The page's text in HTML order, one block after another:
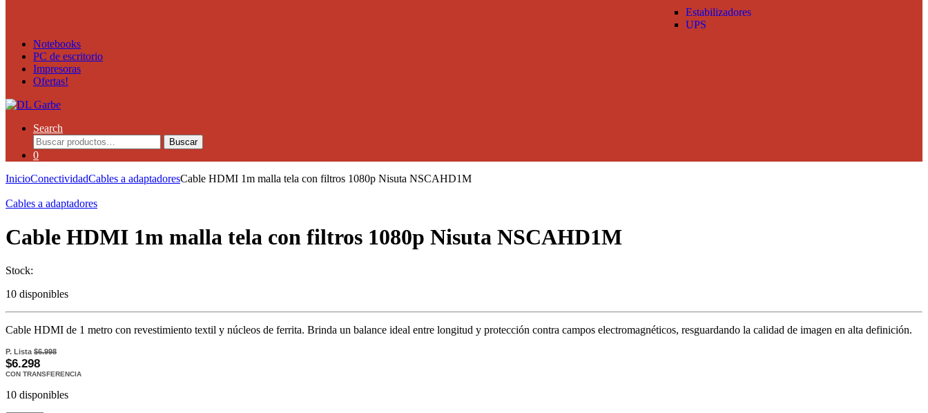
Estabilizadores
UPS
Notebooks
PC de escritorio
Impresoras
Ofertas!
Search
Buscar
0
InicioConectividadCables a adaptadoresCable HDMI 1m malla tela con filtros 1080p Nisuta NSCAHD1M
Cables a adaptadores
Cable HDMI 1m malla tela con filtros 1080p Nisuta NSCAHD1M
Stock:
10 disponibles
Cable HDMI de 1 metro con revestimiento textil y núcleos de ferrita. Brinda un balance ideal entre longitud y protección contra campos electromagnéticos, resguardando la calidad de imagen en alta definición.
P. Lista$6.998
$6.298
CON TRANSFERENCIA
10 disponibles